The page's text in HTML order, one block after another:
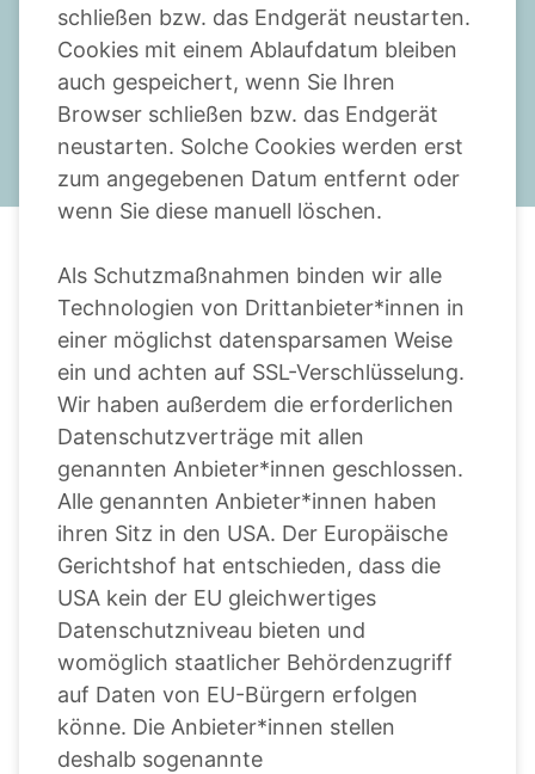
schließen bzw. das Endgerät neustarten.
Cookies mit einem Ablaufdatum bleiben
auch gespeichert, wenn Sie Ihren
Browser schließen bzw. das Endgerät
neustarten. Solche Cookies werden erst
zum angegebenen Datum entfernt oder
wenn Sie diese manuell löschen.
Als Schutzmaßnahmen binden wir alle
Technologien von Drittanbieter*innen in
einer möglichst datensparsamen Weise
ein und achten auf SSL-Verschlüsselung.
Wir haben außerdem die erforderlichen
Datenschutzverträge mit allen
genannten Anbieter*innen geschlossen.
Alle genannten Anbieter*innen haben
ihren Sitz in den USA. Der Europäische
Gerichtshof hat entschieden, dass die
USA kein der EU gleichwertiges
Datenschutzniveau bieten und
womöglich staatlicher Behördenzugriff
auf Daten von EU-Bürgern erfolgen
könne. Die Anbieter*innen stellen
deshalb sogenannte